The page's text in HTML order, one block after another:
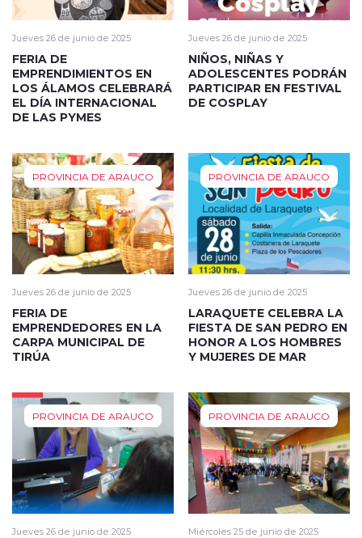
Jueves 26 de junio de 2025
FERIA DE
EMPRENDIMIENTOS EN
LOS ÁLAMOS CELEBRARÁ
EL DÍA INTERNACIONAL
DE LAS PYMES
Jueves 26 de junio de 2025
NIÑOS, NIÑAS Y
ADOLESCENTES PODRÁN
PARTICIPAR EN FESTIVAL
DE COSPLAY
PROVINCIA DE ARAUCO
Jueves 26 de junio de 2025
FERIA DE
EMPRENDEDORES EN LA
CARPA MUNICIPAL DE
TIRÚA
PROVINCIA DE ARAUCO
Jueves 26 de junio de 2025
LARAQUETE CELEBRA LA
FIESTA DE SAN PEDRO EN
HONOR A LOS HOMBRES
Y MUJERES DE MAR
PROVINCIA DE ARAUCO
Jueves 26 de junio de 2025
PROVINCIA DE ARAUCO
Miércoles 25 de junio de 2025